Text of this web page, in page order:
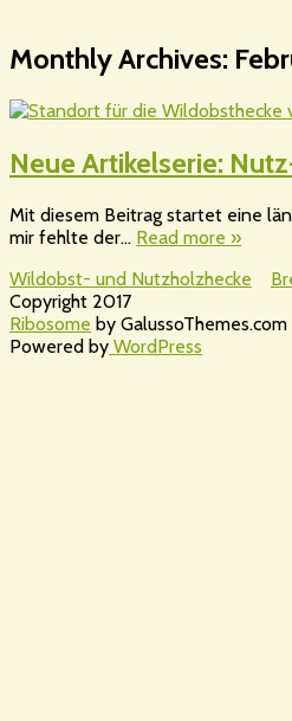
Monthly Archives:
Neue Artikelserie:
Mit diesem Beitrag startet eine
mir fehlte der… Read more »
Wildobst- und Nutzholzhecke
Copyright 2017
Ribosome by GalussoThemes.com
Powered by WordPress